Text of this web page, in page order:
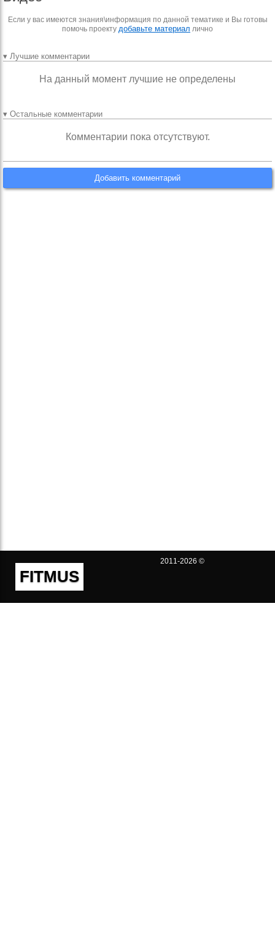
Если у вас имеются знания\информация по данной тематике и Вы готовы
помочь проекту добавьте материал лично
▾ Лучшие комментарии
На данный момент лучшие не определены
▾ Остальные комментарии
Комментарии пока отсутствуют.
Добавить комментарий
FITMUS
2011-2026 ©